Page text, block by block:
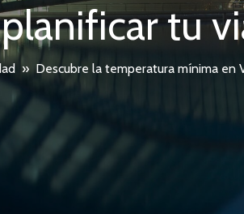
planificar tu
» Descubre la temperatura mínima en